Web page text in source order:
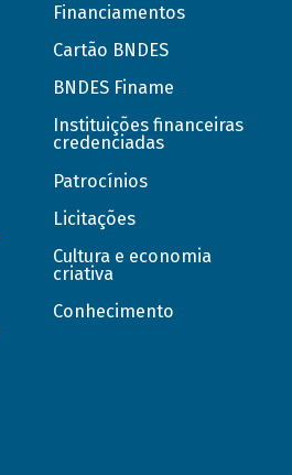
Financiamentos
Cartão BNDES
BNDES Finame
Instituições financeiras
credenciadas
Patrocínios
Licitações
Cultura e economia
criativa
Conhecimento